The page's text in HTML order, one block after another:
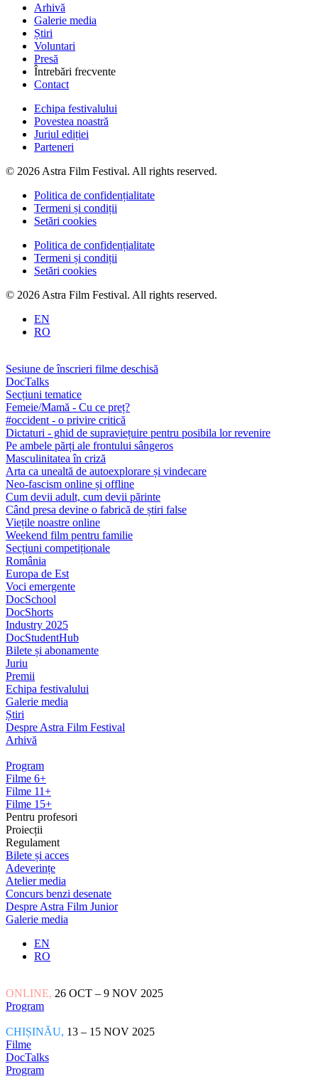
Arhivă
Galerie media
Știri
Voluntari
Presă
Întrebări frecvente
Contact
Echipa festivalului
Povestea noastră
Juriul ediției
Parteneri
© 2026 Astra Film Festival. All rights reserved.
Politica de confidențialitate
Termeni și condiții
Setări cookies
Politica de confidențialitate
Termeni și condiții
Setări cookies
© 2026 Astra Film Festival. All rights reserved.
EN
RO
Sesiune de înscrieri filme deschisă
DocTalks
Secțiuni tematice
Femeie/Mamă - Cu ce preț?
#occident - o privire critică
Dictaturi - ghid de supraviețuire pentru posibila lor revenire
Pe ambele părți ale frontului sângeros
Masculinitatea în criză
Arta ca unealtă de autoexplorare și vindecare
Neo-fascism online și offline
Cum devii adult, cum devii părinte
Când presa devine o fabrică de știri false
Viețile noastre online
Weekend film pentru familie
Secțiuni competiționale
România
Europa de Est
Voci emergente
DocSchool
DocShorts
Industry 2025
DocStudentHub
Bilete și abonamente
Juriu
Premii
Echipa festivalului
Galerie media
Știri
Despre Astra Film Festival
Arhivă
Program
Filme 6+
Filme 11+
Filme 15+
Pentru profesori
Proiecții
Regulament
Bilete și acces
Adeverințe
Atelier media
Concurs benzi desenate
Despre Astra Film Junior
Galerie media
EN
RO
ONLINE, 26 OCT – 9 NOV 2025
Program
CHIȘINĂU, 13 – 15 NOV 2025
Filme
DocTalks
Program